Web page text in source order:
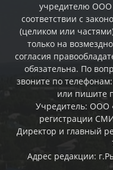
учредителю ООО
соответствии с
(целиком или
только на
согласия
обязательна. По
звоните по
или пишите
Учредитель: ООО
регистрации
Директор и главный
Адрес редакции: